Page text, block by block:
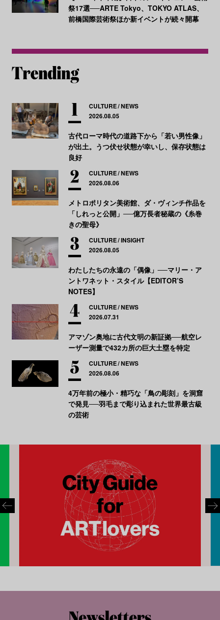
祭17選──ARTE Tokyo、TOKYO ATLAS、
前橋国際芸術祭ほか新イベントが続々開幕
CULTURE NEWS
2026.08.05
古代ローマ時代の道路下から「若い男性像」
が出土。うつ伏せ状態が幸いし、保存状態は
良好
CULTURE NEWS
2026.08.06
メトロポリタン美術館、ダ・ヴィンチ作品を
「しれっと公開」──億万長者秘蔵の《糸巻
きの聖母》
CULTURE INSIGHT
2026.08.05
わたしたちの永遠の「偶像」──マリー・ア
ントワネット・スタイル【EDITOR’S
NOTES】
CULTURE NEWS
2026.07.31
アマゾン奥地に古代文明の新証拠──航空レ
ーザー測量で432カ所の巨大土塁を特定
CULTURE NEWS
2026.08.06
4万年前の極小・精巧な「鳥の彫刻」を洞窟
で発見──羽毛まで彫り込まれた世界最古級
の芸術